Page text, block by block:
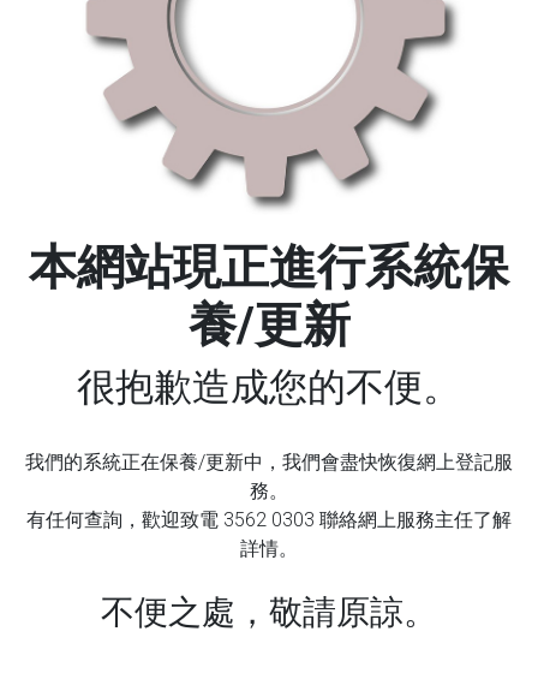
本網站現正進行系統保
養/更新
很抱歉造成您的不便。
我們的系統正在保養/更新中，我們會盡快恢復網上登記服
務。
有任何查詢，歡迎致電 3562 0303 聯絡網上服務主任了解
詳情。
不便之處，敬請原諒。